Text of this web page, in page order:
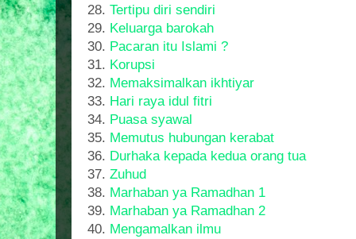
28. Tertipu diri sendiri
29. Keluarga barokah
30. Pacaran itu Islami ?
31. Korupsi
32. Memaksimalkan ikhtiyar
33. Hari raya idul fitri
34. Puasa syawal
35. Memutus hubungan kerabat
36. Durhaka kepada kedua orang tua
37. Zuhud
38. Marhaban ya Ramadhan 1
39. Marhaban ya Ramadhan 2
40. Mengamalkan ilmu